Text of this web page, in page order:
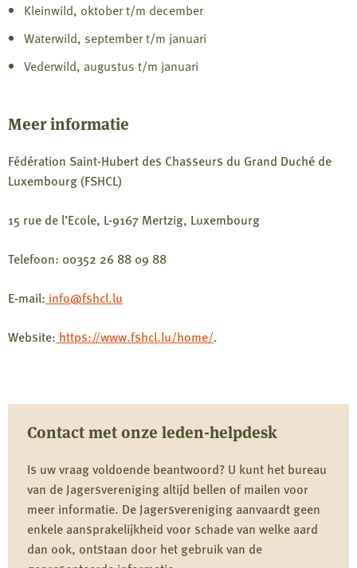
Contact met onze leden-helpdesk
Is uw vraag voldoende beantwoord? U kunt het bureau
van de Jagersvereniging altijd bellen of mailen voor
meer informatie. De Jagersvereniging aanvaardt geen
enkele aansprakelijkheid voor schade van welke aard
dan ook, ontstaan door het gebruik van de
Kleinwild, oktober t/m december
Waterwild, september t/m januari
Vederwild, augustus t/m januari
Meer informatie
Fédération Saint-Hubert des Chasseurs du Grand Duché de
Luxembourg (FSHCL)
15 rue de l’Ecole, L-9167 Mertzig, Luxembourg
Telefoon: 00352 26 88 09 88
E-mail: info@fshcl.lu
Website: https://www.fshcl.lu/home/.